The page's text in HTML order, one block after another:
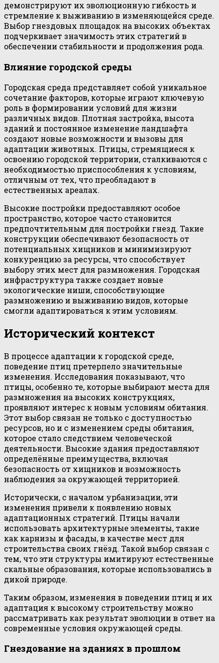
демонстрируют их эволюционную гибкость и
стремление к выживанию в изменяющейся среде.
Выбор гнездовых площадок на высоких объектах
подчеркивает значимость этих стратегий в
обеспечении стабильности и продолжения рода.
Влияние городской среды
Городская среда представляет собой уникальное
сочетание факторов, которые играют ключевую
роль в формировании условий для жизни
различных видов. Плотная застройка, высота
зданий и постоянное изменение ландшафта
создают новые возможности и вызовы для
адаптации животных. Птицы, стремящиеся к
освоению городской территории, сталкиваются с
необходимостью приспособления к условиям,
отличным от тех, что преобладают в
естественных ареалах.
Высокие постройки предоставляют особое
пространство, которое часто становится
предпочтительным для постройки гнезд. Такие
конструкции обеспечивают безопасность от
потенциальных хищников и минимизируют
конкуренцию за ресурсы, что способствует
выбору этих мест для размножения. Городская
инфраструктура также создает новые
экологические ниши, способствующие
размножению и выживанию видов, которые
смогли адаптироваться к этим условиям.
Исторический контекст
В процессе адаптации к городской среде,
поведение птиц претерпело значительные
изменения. Исследования показывают, что
птицы, особенно те, которые выбирают места для
размножения на высоких конструкциях,
проявляют интерес к новым условиям обитания.
Этот выбор связан не только с доступностью
ресурсов, но и с изменением среды обитания,
которое стало следствием человеческой
деятельности. Высокие здания предоставляют
определённые преимущества, включая
безопасность от хищников и возможность
наблюдения за окружающей территорией.
Исторически, с началом урбанизации, эти
изменения привели к появлению новых
адаптационных стратегий. Птицы начали
использовать архитектурные элементы, такие
как карнизы и фасады, в качестве мест для
строительства своих гнёзд. Такой выбор связан с
тем, что эти структуры имитируют естественные
скальные образования, которые использовались в
дикой природе.
Таким образом, изменения в поведении птиц и их
адаптация к высокому строительству можно
рассматривать как результат эволюции в ответ на
современные условия окружающей среды.
Гнездование на зданиях в прошлом